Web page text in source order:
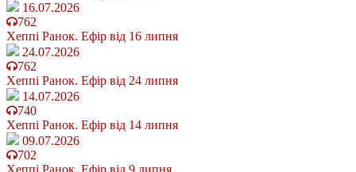
16.07.2026
762
Хеппі Ранок. Ефір від 16 липня
24.07.2026
762
Хеппі Ранок. Ефір від 24 липня
14.07.2026
740
Хеппі Ранок. Ефір від 14 липня
09.07.2026
702